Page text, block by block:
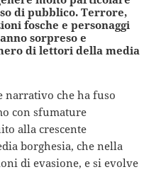
di pubblico. Terrore,
fosche e personaggi
sorpreso e
di lettori della media
narrativo che ha fuso
con sfumature
alla crescente
borghesia, che nella
di evasione, e si evolve